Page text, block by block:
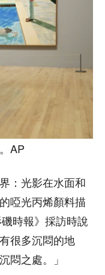
AP
：光影在水面和
啞光丙烯顏料描
時報》採訪時說
很多沉悶的地
悶之處。」